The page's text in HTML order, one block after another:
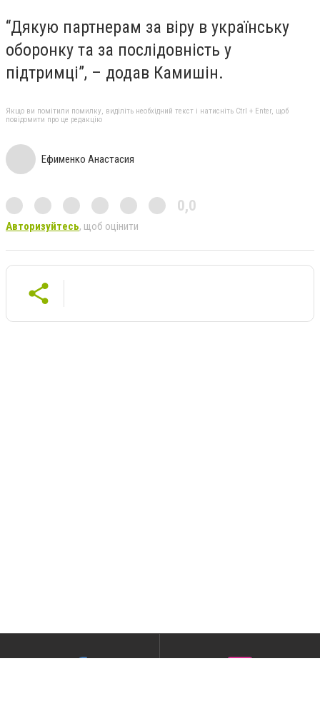
“Дякую партнерам за віру в українську
оборонку та за послідовність у
підтримці”, – додав Камишін.
Якщо ви помітили помилку, виділіть необхідний текст і натисніть Ctrl + Enter, щоб
повідомити про це редакцію
Ефименко Анастасия
0,0
Авторизуйтесь, щоб оцінити